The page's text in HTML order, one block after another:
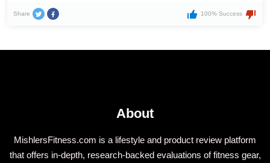
Share 100% Success
About
MishlersFitness.com is a lifestyle and product review platform
that offers in-depth, research-backed evaluations of fitness gear,